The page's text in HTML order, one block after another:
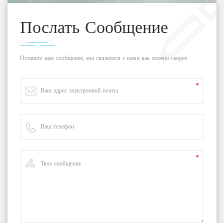
Послать Сообщение
Оставьте нам сообщение, мы свяжемся с вами как можно скорее.